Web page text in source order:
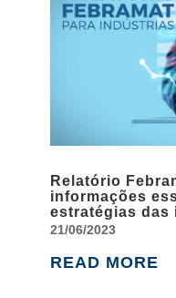
Relatório
informações
estratégias das
21/06/2023
READ MORE